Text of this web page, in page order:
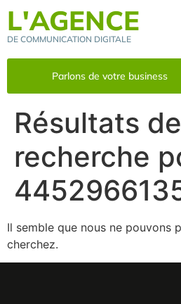
L'AGENCE
DE COMMUNICATION DIGITALE
Parlons de votre business
Résultats de
recherche
Il semble que nous ne pouvons
cherchez.